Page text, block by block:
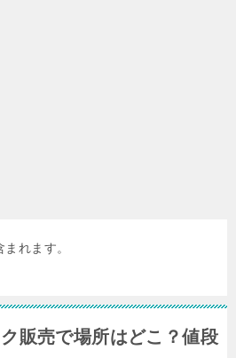
れます。
販売で場所はどこ？値段